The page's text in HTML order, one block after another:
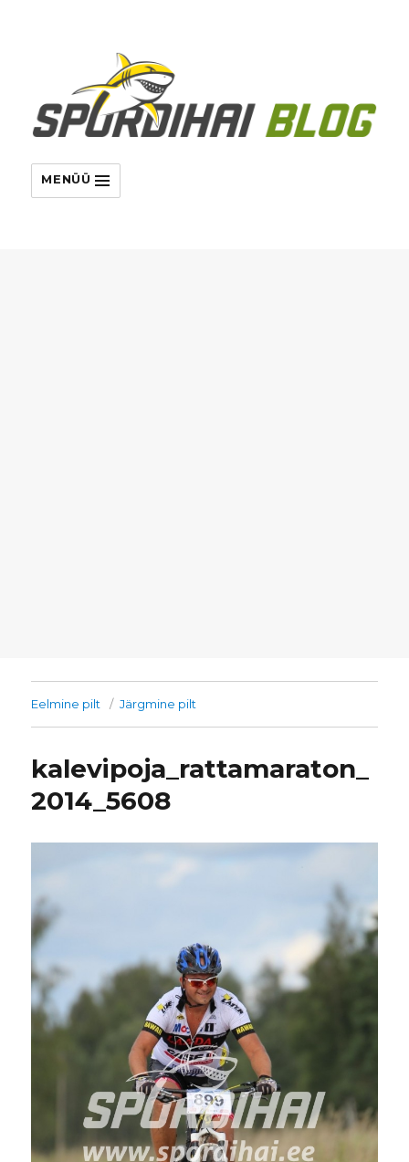
MENÜÜ
Eelmine pilt Järgmine pilt
kalevipoja_rattamaraton_
2014_5608